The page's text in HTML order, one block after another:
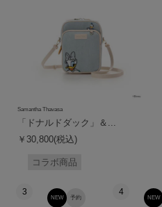
Samantha Thavasa
「ドナルドダック」＆...
￥30,800(税込)
コラボ商品
3
予約
NEW
4
NEW